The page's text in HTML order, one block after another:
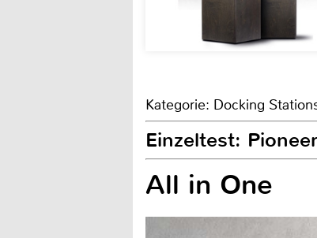
Kategorie: Docking
Einzeltest:
All in One